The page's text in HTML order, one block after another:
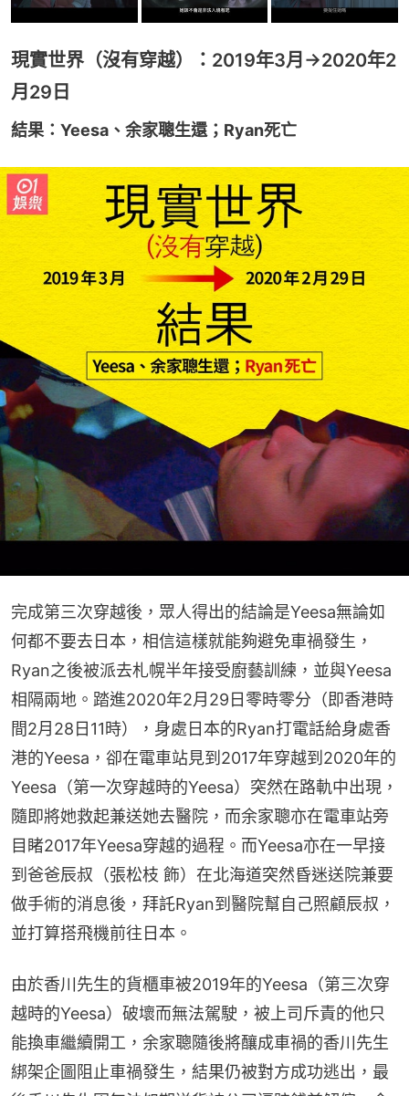
現實世界（沒有穿越）：2019年3月→2020年2
月29日
結果：Yeesa、余家聰生還；Ryan死亡
完成第三次穿越後，眾人得出的結論是Yeesa無論如
何都不要去日本，相信這樣就能夠避免車禍發生，
Ryan之後被派去札幌半年接受廚藝訓練，並與Yeesa
相隔兩地。踏進2020年2月29日零時零分（即香港時
間2月28日11時），身處日本的Ryan打電話給身處香
港的Yeesa，卻在電車站見到2017年穿越到2020年的
Yeesa（第一次穿越時的Yeesa）突然在路軌中出現，
隨即將她救起兼送她去醫院，而余家聰亦在電車站旁
目睹2017年Yeesa穿越的過程。而Yeesa亦在一早接
到爸爸辰叔（張松枝 飾）在北海道突然昏迷送院兼要
做手術的消息後，拜託Ryan到醫院幫自己照顧辰叔，
並打算搭飛機前往日本。
由於香川先生的貨櫃車被2019年的Yeesa（第三次穿
越時的Yeesa）破壞而無法駕駛，被上司斥責的他只
能換車繼續開工，余家聰隨後將釀成車禍的香川先生
綁架企圖阻止車禍發生，結果仍被對方成功逃出，最